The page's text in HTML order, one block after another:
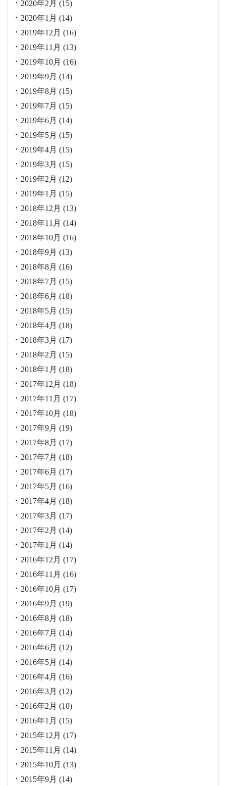
2020年2月 (15)
2020年1月 (14)
2019年12月 (16)
2019年11月 (13)
2019年10月 (16)
2019年9月 (14)
2019年8月 (15)
2019年7月 (15)
2019年6月 (14)
2019年5月 (15)
2019年4月 (15)
2019年3月 (15)
2019年2月 (12)
2019年1月 (15)
2018年12月 (13)
2018年11月 (14)
2018年10月 (16)
2018年9月 (13)
2018年8月 (16)
2018年7月 (15)
2018年6月 (18)
2018年5月 (15)
2018年4月 (18)
2018年3月 (17)
2018年2月 (15)
2018年1月 (18)
2017年12月 (18)
2017年11月 (17)
2017年10月 (18)
2017年9月 (19)
2017年8月 (17)
2017年7月 (18)
2017年6月 (17)
2017年5月 (16)
2017年4月 (18)
2017年3月 (17)
2017年2月 (14)
2017年1月 (14)
2016年12月 (17)
2016年11月 (16)
2016年10月 (17)
2016年9月 (19)
2016年8月 (18)
2016年7月 (14)
2016年6月 (12)
2016年5月 (14)
2016年4月 (16)
2016年3月 (12)
2016年2月 (10)
2016年1月 (15)
2015年12月 (17)
2015年11月 (14)
2015年10月 (13)
2015年9月 (14)